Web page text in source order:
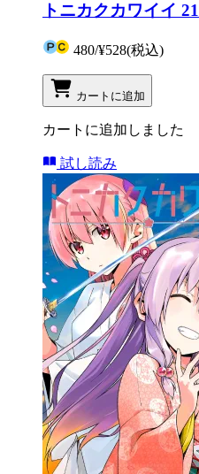
トニカクカワイイ 21
480/¥528(税込)
カートに追加
カートに追加しました
試し読み